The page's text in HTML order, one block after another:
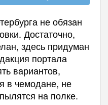
не обязан
Достаточно,
здесь придуман
портала
вариантов,
в чемодане, не
на полке.